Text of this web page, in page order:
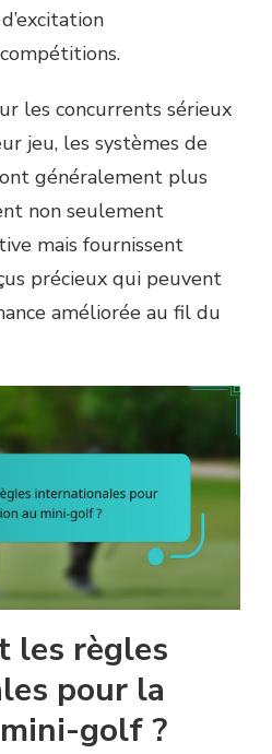
les concurrents sérieux
jeu, les systèmes de
généralement plus
non seulement
mais fournissent
précieux qui peuvent
améliorée au fil du
les règles
pour la
golf ?